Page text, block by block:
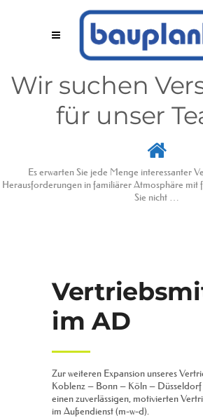
Wir suchen
für unser
Es erwarten Sie jede Menge interessanter
Herausforderungen in familiärer Atmosphäre mit
Sie nicht …
im AD
Zur weiteren Expansion unseres
Koblenz – Bonn – Köln – Düsseldorf
einen zuverlässigen, motivierten
im Außendienst (m-w-d).